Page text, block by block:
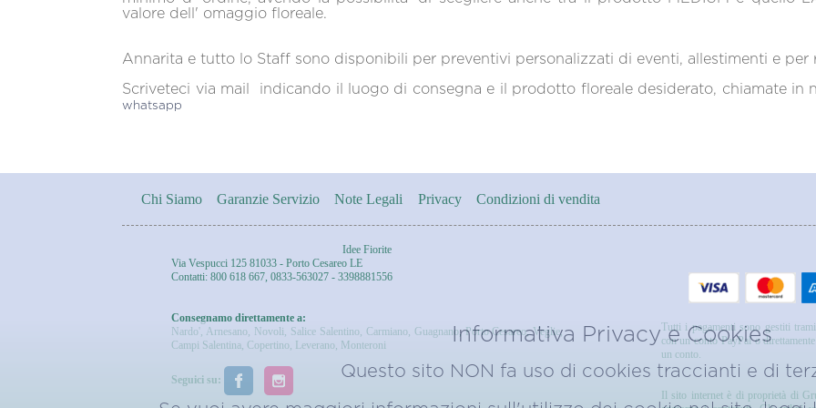
valore dell' omaggio floreale.
Annarita e tutto lo Staff sono disponibili per preventivi personalizzati di eventi, allestimenti e per
Scriveteci via mail indicando il luogo di consegna e il prodotto floreale desiderato, chiamate in
whatsapp
Chi Siamo Garanzie Servizio Note Legali Privacy Condizioni di vendita
Idee Fiorite
Via Vespucci 125 81033 - Porto Cesareo LE
Contatti: 800 618 667, 0833-563027 - 3398881556
Consegnamo direttamente a:
Nardo', Arnesano, Novoli, Salice Salentino, Carmiano, Guagnano,Porto Cesareo,Veglie,
Campi Salentina, Copertino, Leverano, Monteroni
Seguici su:
Tutti i pagamenti sono gestiti
con un conto PayPal o
un conto.
Il sito internet è di proprietà di
Informativa Privacy e Cookies
Questo sito NON fa uso di cookies traccianti e di